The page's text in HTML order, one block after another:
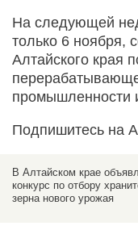
На следующей
только 6 ноября,
Алтайского края
промышленности
Подпишитесь на
В Алтайском крае
конкурс по отбору
зерна нового урожая